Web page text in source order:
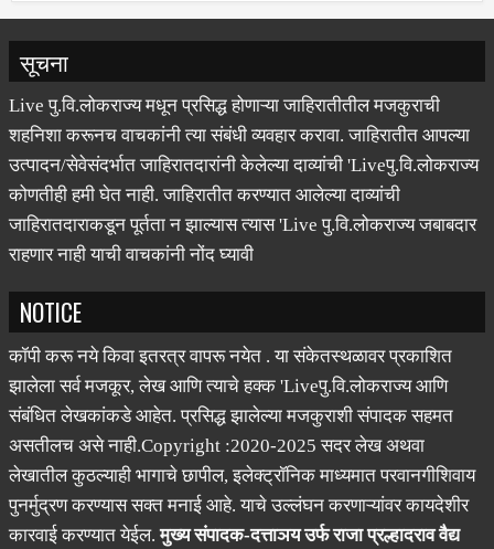
सूचना
Live पु.वि.लोकराज्य मधून प्रसिद्ध होणाऱ्या जाहिरातीतील मजकुराची
शहनिशा करूनच वाचकांनी त्या संबंधी व्यवहार करावा. जाहिरातीत आपल्या
उत्पादन/सेवेसंदर्भात जाहिरातदारांनी केलेल्या दाव्यांची 'Liveपु.वि.लोकराज्य
कोणतीही हमी घेत नाही. जाहिरातीत करण्यात आलेल्या दाव्यांची
जाहिरातदाराकडून पूर्तता न झाल्यास त्यास 'Live पु.वि.लोकराज्य जबाबदार
राहणार नाही याची वाचकांनी नोंद घ्यावी
NOTICE
कॉपी करू नये किवा इतरत्र वापरू नयेत . या संकेतस्थळावर प्रकाशित
झालेला सर्व मजकूर, लेख आणि त्याचे हक्क 'Liveपु.वि.लोकराज्य आणि
संबंधित लेखकांकडे आहेत. प्रसिद्ध झालेल्या मजकुराशी संपादक सहमत
असतीलच असे नाही.Copyright :2020-2025 सदर लेख अथवा
लेखातील कुठल्याही भागाचे छापील, इलेक्ट्रॉनिक माध्यमात परवानगीशिवाय
पुनर्मुद्रण करण्यास सक्त मनाई आहे. याचे उल्लंघन करणाऱ्यांवर कायदेशीर
कारवाई करण्यात येईल.मुख्य संपादक-दत्ताञय उर्फ राजा प्रल्हादराव वैद्य